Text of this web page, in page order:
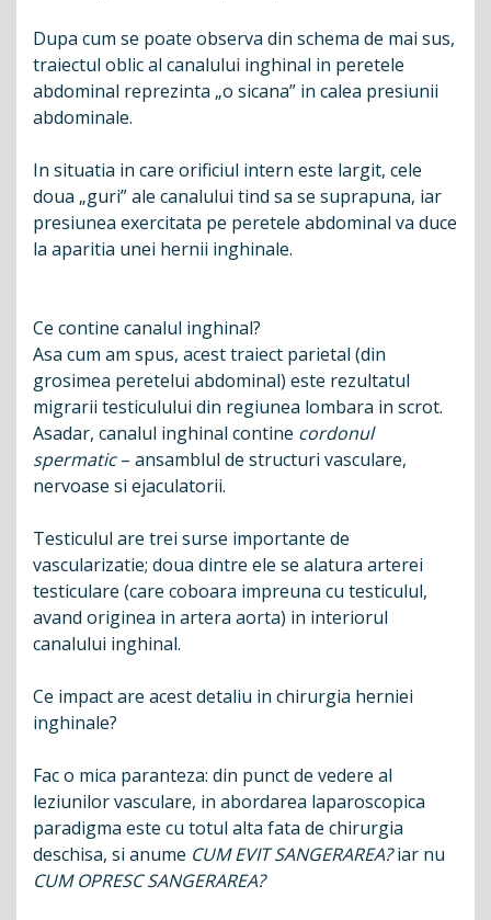
Dupa cum se poate observa din schema de mai sus,
traiectul oblic al canalului inghinal in peretele
abdominal reprezinta „o sicana” in calea presiunii
abdominale.
In situatia in care orificiul intern este largit, cele
doua „guri” ale canalului tind sa se suprapuna, iar
presiunea exercitata pe peretele abdominal va duce
la aparitia unei hernii inghinale.
Ce contine canalul inghinal?
Asa cum am spus, acest traiect parietal (din
grosimea peretelui abdominal) este rezultatul
migrarii testiculului din regiunea lombara in scrot.
Asadar, canalul inghinal contine cordonul
spermatic– ansamblul de structuri vasculare,
nervoase si ejaculatorii.
Testiculul are trei surse importante de
vascularizatie; doua dintre ele se alatura arterei
testiculare (care coboara impreuna cu testiculul,
avand originea in artera aorta) in interiorul
canalului inghinal.
Ce impact are acest detaliu in chirurgia herniei
inghinale?
Fac o mica paranteza: din punct de vedere al
leziunilor vasculare, in abordarea laparoscopica
paradigma este cu totul alta fata de chirurgia
deschisa, si anume CUM EVIT SANGERAREA?iar nu
CUM OPRESC SANGERAREA?